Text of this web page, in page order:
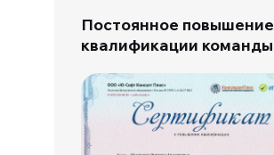
Постоянное повышение
квалификации команды